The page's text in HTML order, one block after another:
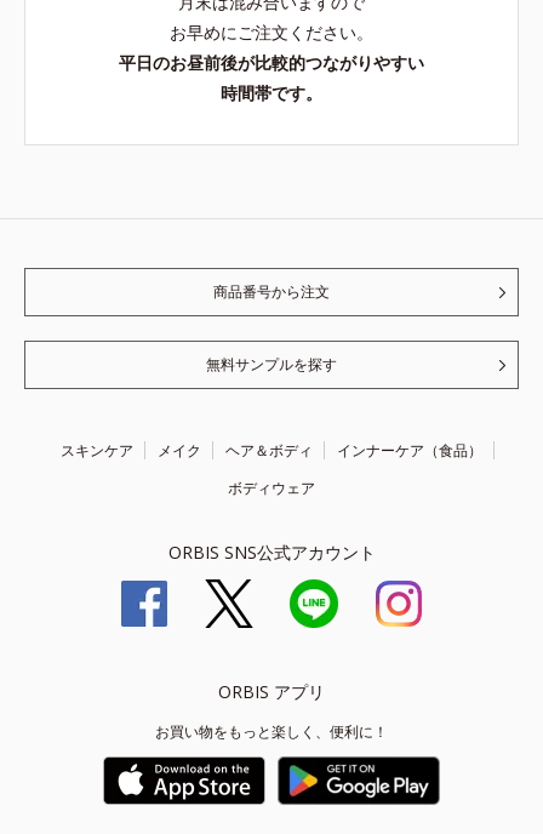
お早めにご注文ください。
平日のお昼前後が比較的つながりやすい
時間帯です。
商品番号から注文
無料サンプルを探す
スキンケア メイク ヘア＆ボディ
インナーケア（食品）
ボディウェア
ORBIS SNS公式アカウント
ORBIS アプリ
お買い物をもっと楽しく、便利に！